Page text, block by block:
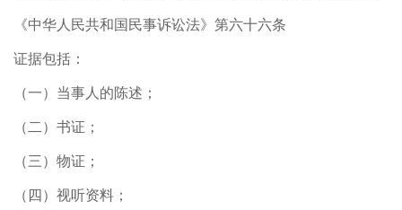
《中华人民共和国民事诉讼法》第六十六条
证据包括：
（一）当事人的陈述；
（二）书证；
（三）物证；
（四）视听资料；